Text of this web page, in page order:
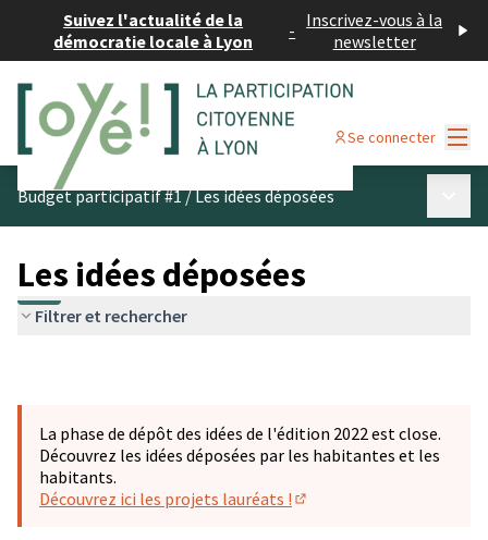
Suivez l'actualité de la
démocratie locale à Lyon
- Inscrivez-vous à la
newsletter
Se connecter
Budget participatif #1/Les idées déposées
Les idées déposées
Filtrer et rechercher
La phase de dépôt des idées de l'édition 2022 est close.
Découvrez les idées déposées par les habitantes et les
habitants.
Découvrez ici les projets lauréats !